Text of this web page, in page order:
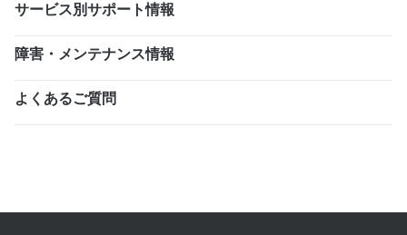
サービス別サポート情報
障害・メンテナンス情報
よくあるご質問